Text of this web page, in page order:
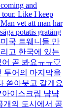
and
tour. Like I keep
Man vet att man har
potatis gratäng
미국 트웨니들 만
고 한국에 있는
곧 봐요ㅠㅠ🤍
투어의 마지막을
쏟아붓고 갈게요
아이스크림 냠냠
개의 도시에서 공